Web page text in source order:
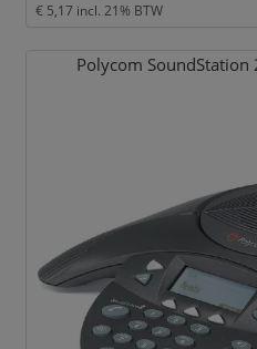
€ 5,17 incl. 21% BTW
Polycom